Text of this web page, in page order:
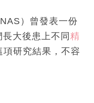
）曾發表一份
大後患上不同 精
研究結果，不容